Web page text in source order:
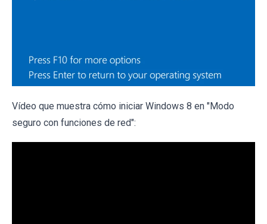
Vídeo que muestra cómo iniciar Windows 8 en "Modo
seguro con funciones de red":